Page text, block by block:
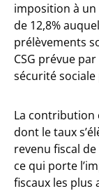
imposition à
de 12,8%
prélèvements
CSG prévue
sécurité sociale
La contribution
dont le taux
revenu fiscal
ce qui porte
fiscaux les plus